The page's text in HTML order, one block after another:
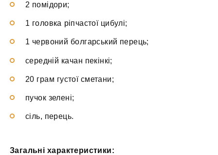
2 помідори;
1 головка ріпчастої цибулі;
1 червоний болгарський перець;
середній качан пекінкі;
20 грам густої сметани;
пучок зелені;
сіль, перець.
Загальні характеристики: